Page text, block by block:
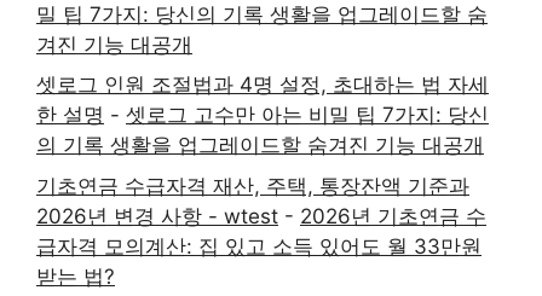
밀 팁 7가지: 당신의 기록 생활을 업그레이드할 숨
겨진 기능 대공개
셋로그 인원 조절법과 4명 설정, 초대하는 법 자세
한 설명 - 셋로그 고수만 아는 비밀 팁 7가지: 당신
의 기록 생활을 업그레이드할 숨겨진 기능 대공개
기초연금 수급자격 재산, 주택, 통장잔액 기준과
2026년 변경 사항 - wtest - 2026년 기초연금 수
급자격 모의계산: 집 있고 소득 있어도 월 33만원
받는 법?